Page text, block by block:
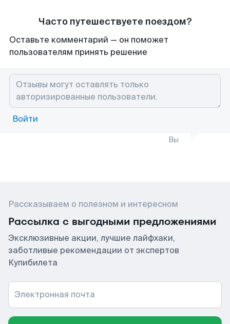
Часто путешествуете поездом?
Оставьте комментарий — он поможет
пользователям принять решение
Войти
Вы
Рассказываем о полезном и интересном
Рассылка с выгодными предложениями
Эксклюзивные акции, лучшие лайфхаки,
заботливые рекомендации от экспертов
Купибилета
Электронная почта